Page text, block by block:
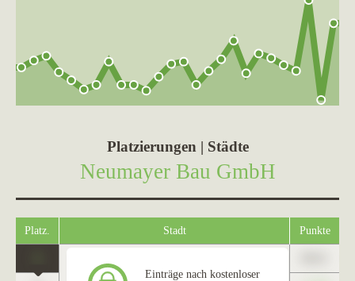
Platzierungen | Städte
Neumayer Bau GmbH
Platz. Stadt Punkte
Taufkirchen (Vils)
Einträge nach kostenloser